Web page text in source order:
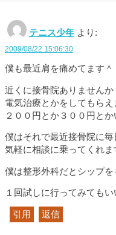
テニス少年 より:
2009/08/22 15:06:30
僕も最近肩を痛めてます＾
近くに接骨院ありませんか
電気治療とかをしてもらえ
２００円とか３００円と
僕はそれで最近接骨院に毎
気軽に相談に乗ってくれ
僕は整形外科だとシップ
１回試しに行ってみても
引用 返信